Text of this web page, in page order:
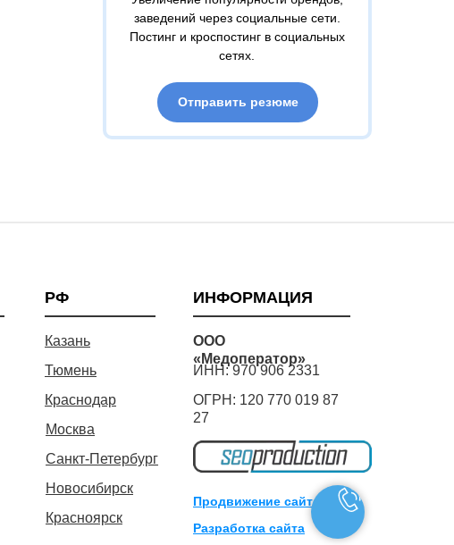
заведений через социальные сети.
Постинг и кроспостинг в социальных
сетях.
Отправить резюме
РФ ИНФОРМАЦИЯ
ООО
«Медоператор»
ИНН: 970 906 2331
ОГРН: 120 770 019 87
27
Тюмень
Казань
Санкт-Петербург
Москва
Краснодар
Красноярск
Новосибирск
Разработка сайта
Продвижение сайта